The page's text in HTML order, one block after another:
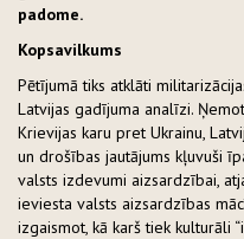
padome.
Kopsavilkums
Pētījumā tiks atklāti
Latvijas gadījuma analīzi.
Krievijas karu pret Ukrainu,
un drošības jautājums kļuvuši
valsts izdevumi aizsardzībai,
ieviesta valsts aizsardzības
izgaismot, kā karš tiek kulturāli